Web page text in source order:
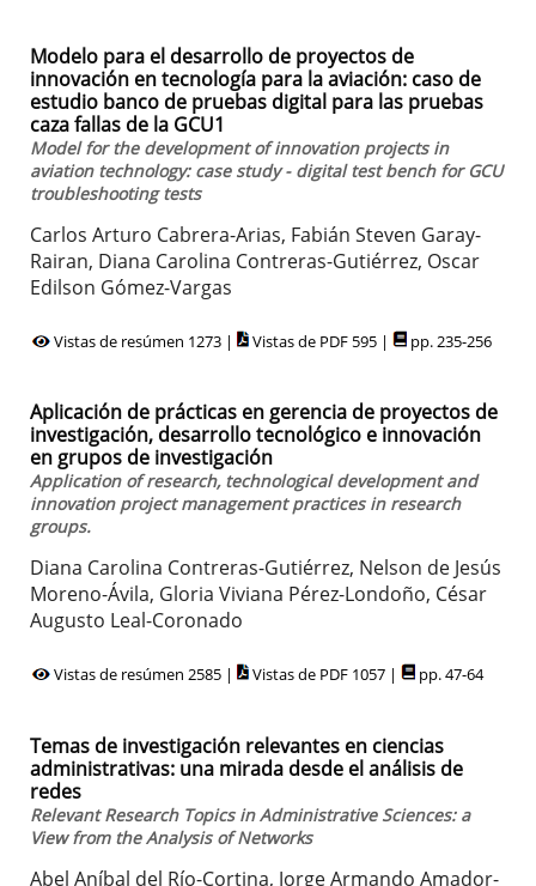
Modelo para el desarrollo de proyectos de
innovación en tecnología para la aviación: caso de
estudio banco de pruebas digital para las pruebas
caza fallas de la GCU1
Model for the development of innovation projects in
aviation technology: case study - digital test bench for GCU
troubleshooting tests
Carlos Arturo Cabrera-Arias, Fabián Steven Garay-
Rairan, Diana Carolina Contreras-Gutiérrez, Oscar
Edilson Gómez-Vargas
Vistas de resúmen 1273 | Vistas de PDF 595 | pp. 235-256
Aplicación de prácticas en gerencia de proyectos de
investigación, desarrollo tecnológico e innovación
en grupos de investigación
Application of research, technological development and
innovation project management practices in research
groups.
Diana Carolina Contreras-Gutiérrez, Nelson de Jesús
Moreno-Ávila, Gloria Viviana Pérez-Londoño, César
Augusto Leal-Coronado
Vistas de resúmen 2585 | Vistas de PDF 1057 | pp. 47-64
Temas de investigación relevantes en ciencias
administrativas: una mirada desde el análisis de
redes
Relevant Research Topics in Administrative Sciences: a
View from the Analysis of Networks
Abel Aníbal del Río-Cortina, Jorge Armando Amador-